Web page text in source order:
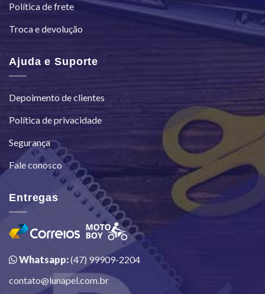
Política de frete
Troca e devolução
Ajuda e Suporte
Depoimento de clientes
Política de privacidade
Segurança
Fale conosco
Entregas
Whatsapp:(47) 99909-2204
contato@lunapel.com.br